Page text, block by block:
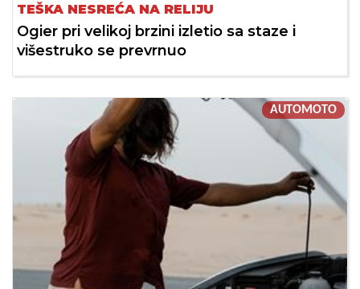
TEŠKA NESREĆA NA RELIJU
Ogier pri velikoj brzini izletio sa staze i
višestruko se prevrnuo
AUTOMOTO